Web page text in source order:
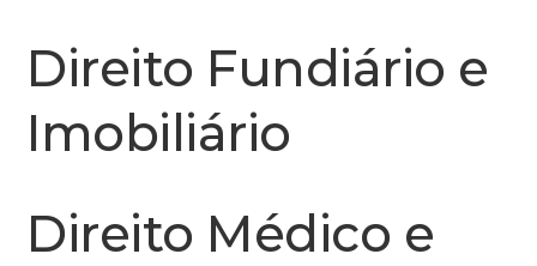
Direito Fundiário e
Imobiliário
Direito Médico e